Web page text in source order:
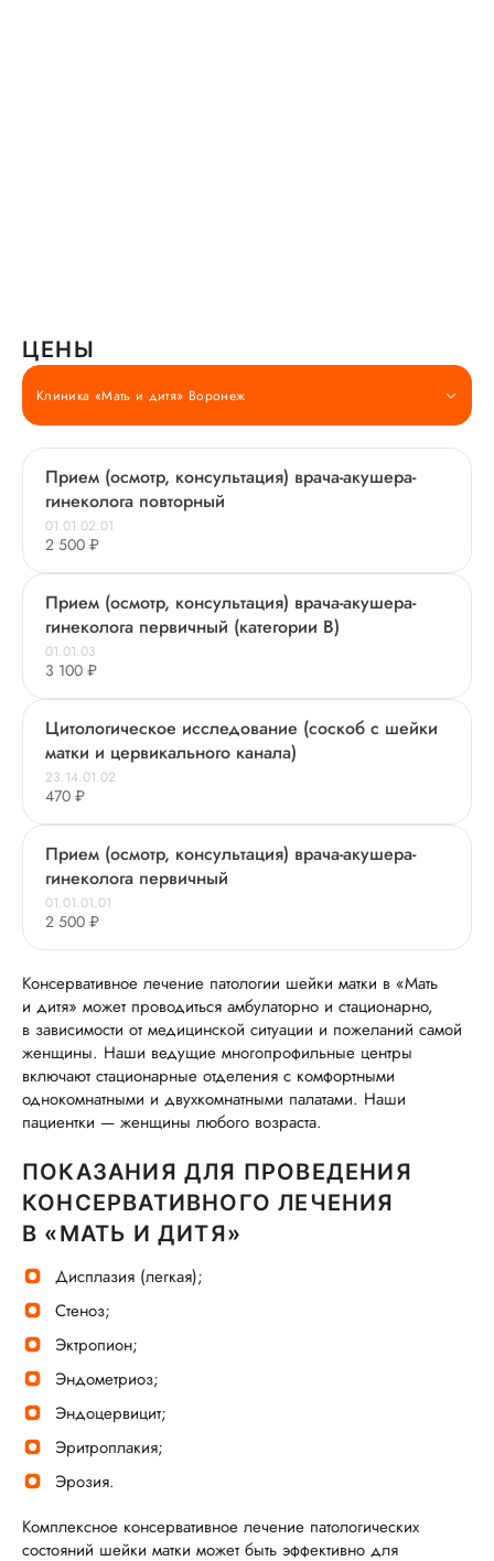
ЦЕНЫ
Клиника «Мать и дитя» Воронеж
Прием (осмотр, консультация) врача-акушера-
гинеколога повторный
01.01.02.01
2 500 ₽
Прием (осмотр, консультация) врача-акушера-
гинеколога первичный (категории В)
01.01.03
3 100 ₽
Цитологическое исследование (соскоб с шейки
матки и цервикального канала)
23.14.01.02
470 ₽
Прием (осмотр, консультация) врача-акушера-
гинеколога первичный
01.01.01.01
2 500 ₽
Консервативное лечение патологии шейки матки в «Мать
и дитя» может проводиться амбулаторно и стационарно,
в зависимости от медицинской ситуации и пожеланий самой
женщины. Наши ведущие многопрофильные центры
включают стационарные отделения с комфортными
однокомнатными и двухкомнатными палатами. Наши
пациентки — женщины любого возраста.
ПОКАЗАНИЯ ДЛЯ ПРОВЕДЕНИЯ
КОНСЕРВАТИВНОГО ЛЕЧЕНИЯ
В «МАТЬ И ДИТЯ»
Дисплазия (легкая);
Стеноз;
Эктропион;
Эндометриоз;
Эндоцервицит;
Эритроплакия;
Эрозия.
Комплексное консервативное лечение патологических
состояний шейки матки может быть эффективно для